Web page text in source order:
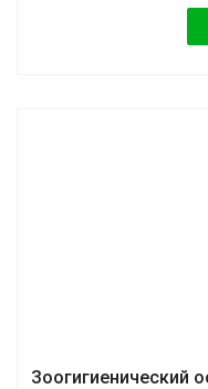
Зоогигиенический